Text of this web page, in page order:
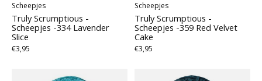
Scheepjes
Truly Scrumptious -
Scheepjes -334 Lavender
Slice
€3,95
Scheepjes
Truly Scrumptious -
Scheepjes -359 Red Velvet
Cake
€3,95